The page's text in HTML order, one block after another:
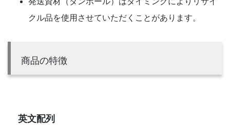
クル品を使用させていただくことがあります。
商品の特徴
英文配列